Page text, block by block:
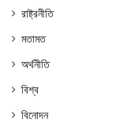
রাষ্ট্রনীতি
মতামত
অর্থনীতি
বিশ্ব
বিনোদন